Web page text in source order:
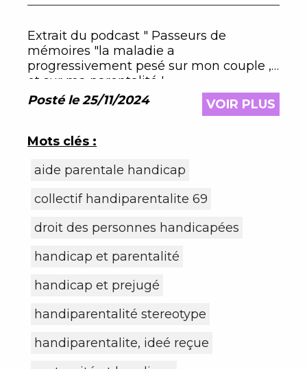
Extrait du podcast " Passeurs de
mémoires "la maladie a
progressivement pesé sur mon couple ,
et sur ma parentalité !
Posté le 25/11/2024
VOIR PLUS
Mots clés :
aide parentale handicap
collectif handiparentalite 69
droit des personnes handicapées
handicap et parentalité
handicap et prejugé
handiparentalité stereotype
handiparentalite, ideé reçue